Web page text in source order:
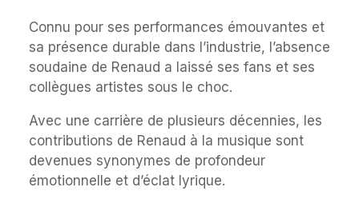
Connu pour ses performances émouvantes et
sa présence durable dans l’industrie, l’absence
soudaine de Renaud a laissé ses fans et ses
collègues artistes sous le choc.
Avec une carrière de plusieurs décennies, les
contributions de Renaud à la musique sont
devenues synonymes de profondeur
émotionnelle et d’éclat lyrique.